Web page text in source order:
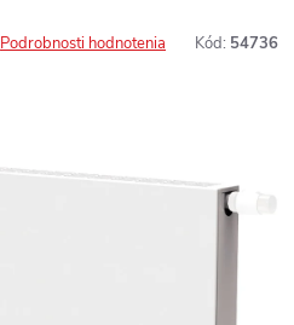
Podrobnosti hodnotenia Kód: 54736